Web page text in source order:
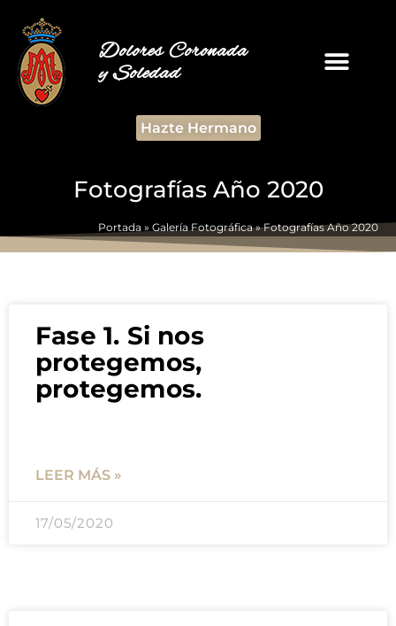
Dolores Coronada
y Soledad
Hazte Hermano
Fotografías Año 2020
Portada » Galería Fotográfica»Fotografías Año 2020
Fase 1. Si nos
protegemos,
protegemos.
LEER MÁS »
17/05/2020